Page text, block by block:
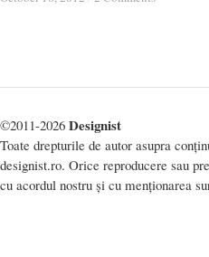
©2011-2026 Designist
Toate drepturile de autor asupra
designist.ro. Orice reproducere sau
cu acordul nostru și cu menționarea